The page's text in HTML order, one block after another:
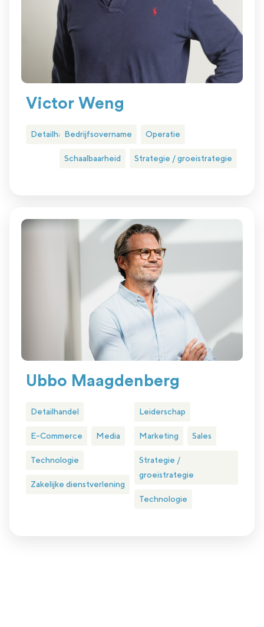
Victor Weng
DetailhandelBedrijfsovername Operatie
Schaalbaarheid Strategie / groeistrategie
Ubbo Maagdenberg
Detailhandel
E-Commerce Media
Technologie
Zakelijke dienstverlening
Leiderschap
Marketing Sales
Strategie /
groeistrategie
Technologie